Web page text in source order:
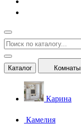
Каталог Комнаты
Карина
Камелия